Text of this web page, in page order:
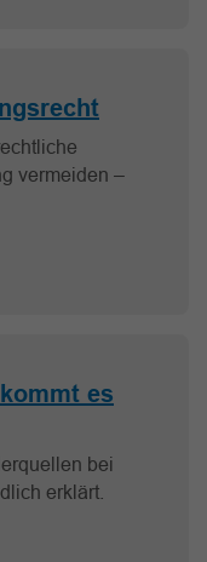
vermeiden –
es
bei
erklärt.